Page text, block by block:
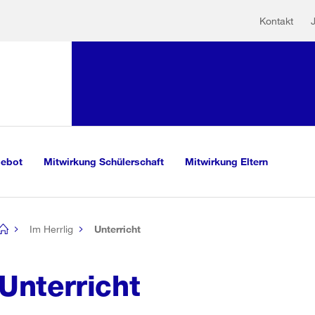
Kontakt
Mitwirkung Schülerschaft Mitwirkung Eltern
Im Herrlig Unterricht
Unterricht